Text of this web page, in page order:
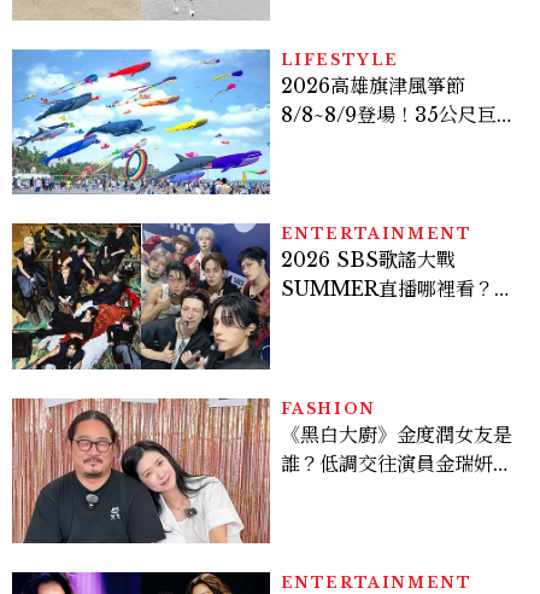
LIFESTYLE
2026高雄旗津風箏節
8/8~8/9登場！35公尺巨大
ENTERTAINMENT
2026 SBS歌謠大戰
SUMMER直播哪裡看？
FASHION
《黑白大廚》金度潤女友是
誰？低調交往演員金瑞妍、
ENTERTAINMENT